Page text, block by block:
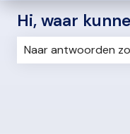
Hi, waar